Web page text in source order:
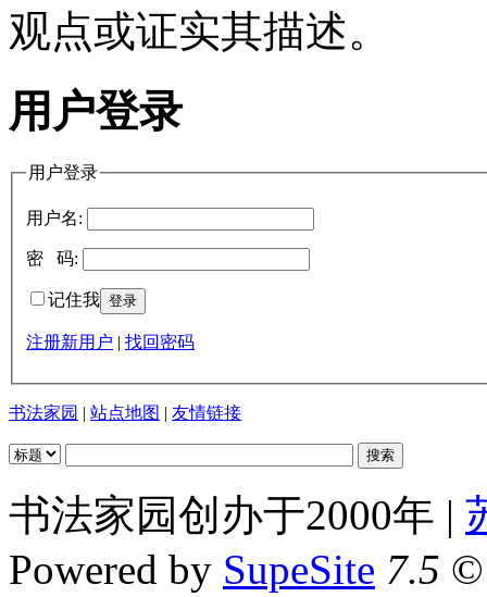
观点或证实其描述。
用户登录
用户登录
用户名:
密 码:
记住我
注册新用户 | 找回密码
书法家园 | 站点地图 | 友情链接
书法家园创办于2000年 |
Powered by SupeSite 7.5 ©